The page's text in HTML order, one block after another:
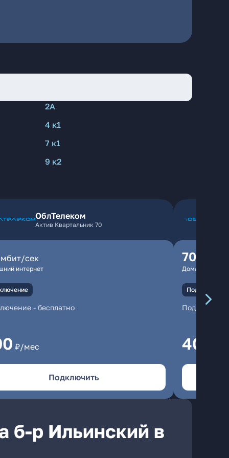
2А
4 к1
7 к1
9 к2
ОблТелеком
Актив Квартальник 70
мбит/сек
интернет
- бесплатно
₽/мес
Подключить
70
Домашний
Подключение
400
б-р Ильинский в